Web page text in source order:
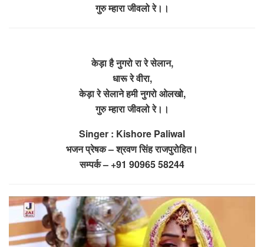
गुरु म्हारा जीवलो रे।।
केड़ा है नुगरो रा रे सेलान,
धारू रे वीरा,
केड़ा रे सेलाने हमी नुगरो ओलखो,
गुरु म्हारा जीवलो रे।।
Singer : Kishore Paliwal
भजन प्रेषक – श्रवण सिंह राजपुरोहित।
सम्पर्क – +91 90965 58244